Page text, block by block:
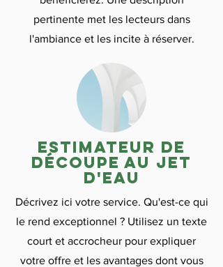
pertinente met les lecteurs dans
l'ambiance et les incite à réserver.
Estimateur de
découpe au jet
d'eau
Décrivez ici votre service. Qu'est-ce qui
le rend exceptionnel ? Utilisez un texte
court et accrocheur pour expliquer
votre offre et les avantages dont vous